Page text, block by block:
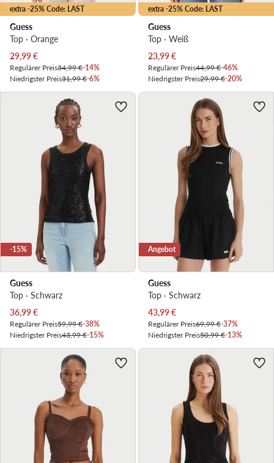
extra -25% Code: LAST
Guess
Top · Orange
Aktueller Preis
29,99€
Regulärer Preis34,99 €-14%
Niedrigster Preis31,99 €-6%
extra -25% Code: LAST
Guess
Top · Weiß
Aktueller Preis
23,99€
Regulärer Preis44,99 €-46%
Niedrigster Preis29,99 €-20%
-15%
Guess
Top · Schwarz
Aktueller Preis
36,99€
Regulärer Preis59,99 €-38%
Niedrigster Preis43,99 €-15%
Angebot
Guess
Top · Schwarz
Aktueller Preis
43,99€
Regulärer Preis69,99 €-37%
Niedrigster Preis50,99 €-13%